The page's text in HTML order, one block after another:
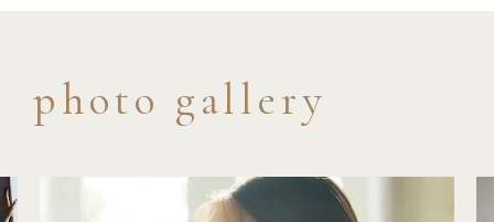
photo gallery